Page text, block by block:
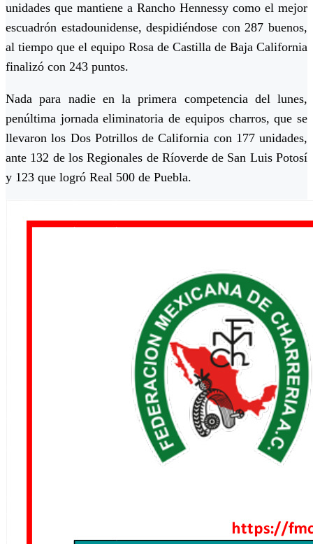
unidades que mantiene a Rancho Hennessy como el mejor
escuadrón estadounidense, despidiéndose con 287 buenos,
al tiempo que el equipo Rosa de Castilla de Baja California
finalizó con 243 puntos.
Nada para nadie en la primera competencia del lunes,
penúltima jornada eliminatoria de equipos charros, que se
llevaron los Dos Potrillos de California con 177 unidades,
ante 132 de los Regionales de Ríoverde de San Luis Potosí
y 123 que logró Real 500 de Puebla.